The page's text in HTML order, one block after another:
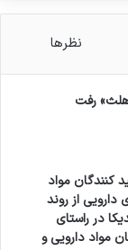
نظرها
هلث» رفت
کنندگان مواد
دارویی از روند
در راستای
مواد دارویی و